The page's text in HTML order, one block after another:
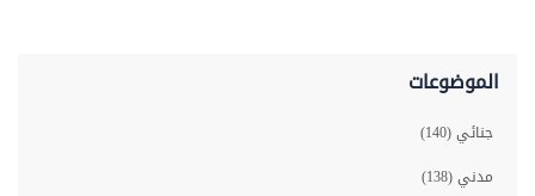
الموضوعات
جنائي (140)
مدني (138)